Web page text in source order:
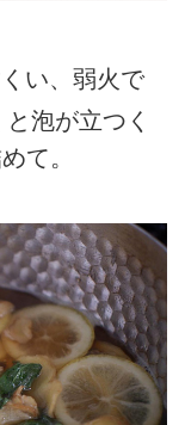
い、弱火で
泡が立つく
て。